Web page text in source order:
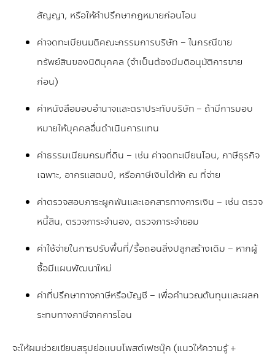
สัญญา, หรือให้คำปรึกษากฎหมายก่อนโอน
ค่าจดทะเบียนมติคณะกรรมการบริษัท – ในกรณีขาย
ทรัพย์สินของนิติบุคคล (จำเป็นต้องมีมติอนุมัติการขาย
ก่อน)
ค่าหนังสือมอบอำนาจและตราประทับบริษัท – ถ้ามีการมอบ
หมายให้บุคคลอื่นดำเนินการแทน
ค่าธรรมเนียมกรมที่ดิน – เช่น ค่าจดทะเบียนโอน, ภาษีธุรกิจ
เฉพาะ, อากรแสตมป์, หรือภาษีเงินได้หัก ณ ที่จ่าย
ค่าตรวจสอบภาระผูกพันและเอกสารทางการเงิน – เช่น ตรวจ
หนี้สิน, ตรวจภาระจำนอง, ตรวจภาระจำยอม
ค่าใช้จ่ายในการปรับพื้นที่/รื้อถอนสิ่งปลูกสร้างเดิม – หากผู้
ซื้อมีแผนพัฒนาใหม่
ค่าที่ปรึกษาทางภาษีหรือบัญชี – เพื่อคำนวณต้นทุนและผลก
ระทบทางภาษีจากการโอน
จะให้ผมช่วยเขียนสรุปย่อแบบโพสต์เฟซบุ๊ก (แนวให้ความรู้ +